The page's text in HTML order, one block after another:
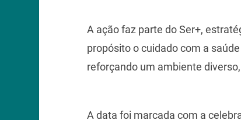
A ação faz parte do Ser+,
propósito o cuidado com a
reforçando um ambiente
A data foi marcada com a